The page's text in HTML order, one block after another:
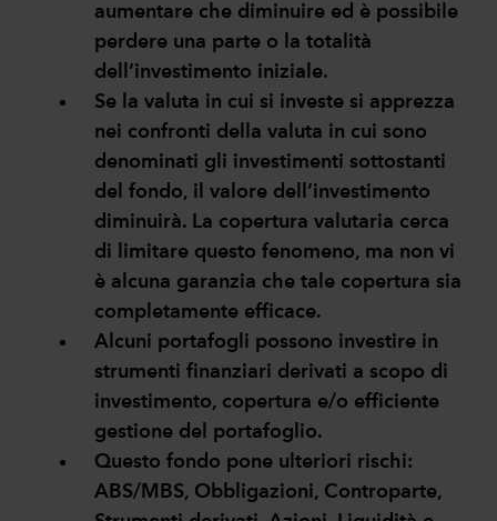
aumentare che diminuire ed è possibile
perdere una parte o la totalità
dell’investimento iniziale.
Se la valuta in cui si investe si apprezza
nei confronti della valuta in cui sono
denominati gli investimenti sottostanti
del fondo, il valore dell’investimento
diminuirà. La copertura valutaria cerca
di limitare questo fenomeno, ma non vi
è alcuna garanzia che tale copertura sia
completamente efficace.
Alcuni portafogli possono investire in
strumenti finanziari derivati a scopo di
investimento, copertura e/o efficiente
gestione del portafoglio.
Questo fondo pone ulteriori rischi:
ABS/MBS, Obbligazioni, Controparte,